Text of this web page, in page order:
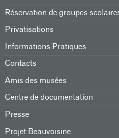
Réservation de groupes
Privatisations
Informations Pratiques
Contacts
Amis des musées
Centre de documentation
Presse
Projet Beauvoisine